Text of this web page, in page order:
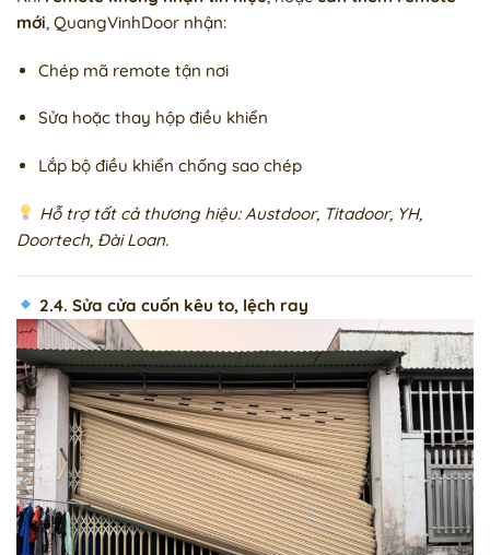
mới, QuangVinhDoor nhận:
Chép mã remote tận nơi
Sửa hoặc thay hộp điều khiển
Lắp bộ điều khiển chống sao chép
Hỗ trợ tất cả thương hiệu: Austdoor, Titadoor, YH,
Doortech, Đài Loan.
2.4. Sửa cửa cuốn kêu to, lệch ray